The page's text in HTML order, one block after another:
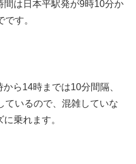
間は日本平駅発が9時10分か
す。
ら14時までは10分間隔、
ているので、混雑していな
乗れます。